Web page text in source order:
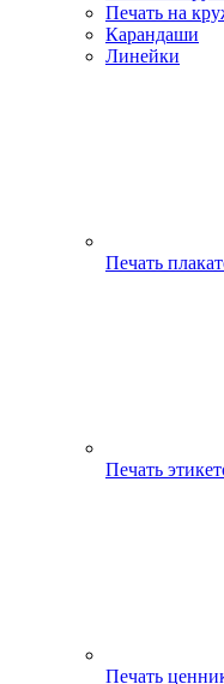
Печать на
Карандаши
Линейки
Печать
Печать
Печать